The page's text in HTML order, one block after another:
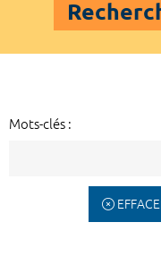
Mots-clés :